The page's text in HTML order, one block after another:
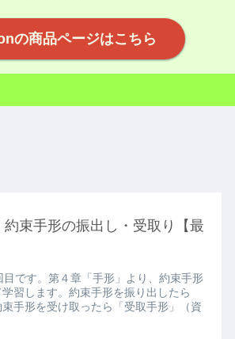
の商品ページはこちら
束手形の振出し・受取り【最
です。第４章「手形」より、約束手形
習します。約束手形を振り出したら
手形を受け取ったら「受取手形」（資